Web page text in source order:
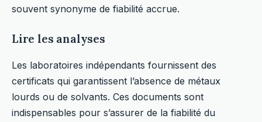
souvent synonyme de fiabilité accrue.
Lire les analyses
Les laboratoires indépendants fournissent des
certificats qui garantissent l’absence de métaux
lourds ou de solvants. Ces documents sont
indispensables pour s’assurer de la fiabilité du